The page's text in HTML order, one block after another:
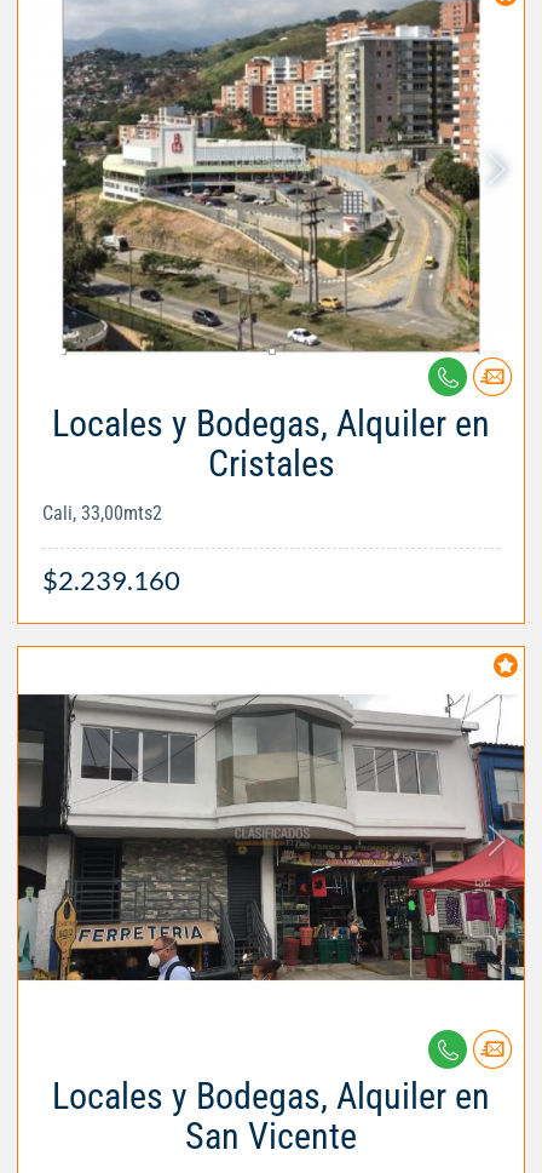
Locales y Bodegas, Alquiler en
Cristales
Cali, 33,00mts2
$2.239.160
Locales y Bodegas, Alquiler en
San Vicente